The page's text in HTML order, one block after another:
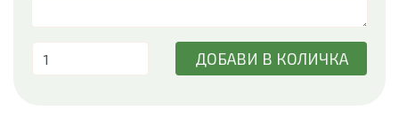
ДОБАВИ В КОЛИЧКА